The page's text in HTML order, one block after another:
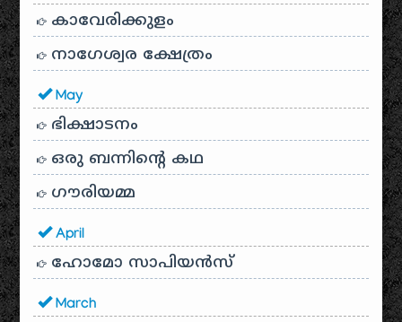
കാവേരിക്കുളം
നാഗേശ്വര ക്ഷേത്രം
May
ഭിക്ഷാടനം
ഒരു ബന്നിന്റെ കഥ
ഗൗരിയമ്മ
April
ഹോമോ സാപിയൻസ്
March